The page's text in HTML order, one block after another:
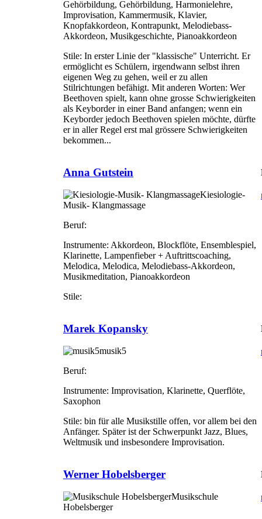
Gehörbildung, Gehörbildung, Harmonielehre,
Improvisation, Kammermusik, Klavier,
Knopfakkordeon, Kontrapunkt, Melodiebass-
Akkordeon, Musikgeschichte, Pianoakkordeon
Stile: In erster Linie der "klassische" Unterricht. Er
ermöglicht es Schülern, irgendwann selbst ihren
eigenen Weg zu gehen, weil er zu allen
Stilrichtungen befähigt. Mit anderen Worten: Wer
Beethoven spielt, kann ohne grosse Schwierigkeiten
als Keyborder in einer Band anfangen; wenn ein
Keyborder jedoch Beethoven spielen möchte, dürfte
er in aller Regel erst mal grössere Schwierigkeiten
bekommen...
Anna Gutstein
Kiesiologie-
Musik- Klangmassage
Beruf:
Instrumente: Akkordeon, Blockflöte, Ensemblespiel,
Klarinette, Lampenfieber + Auftrittscoaching,
Melodica, Melodica, Melodiebass-Akkordeon,
Musikmeditation, Pianoakkordeon
Stile:
Marek Kopansky
musik5
Beruf:
Instrumente: Improvisation, Klarinette, Querflöte,
Saxophon
Stile: bin für alle Musikstille offen, vor allem bei den
Anfänger. Später ist der Schwerpunkt Jazz, Blues,
Weltmusik und insbesondere Improvisation.
Werner Hobelsberger
Musikschule
Hobelsberger